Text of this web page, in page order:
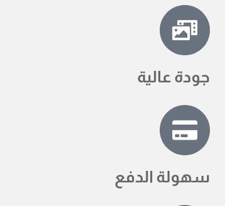
جودة عالية
سهولة الدفع